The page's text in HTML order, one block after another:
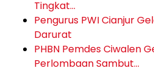
Tingkat…
Pengurus PWI Cianjur
Darurat
PHBN Pemdes Ciwalen
Perlombaan Sambut…